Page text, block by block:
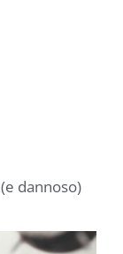
dannoso)